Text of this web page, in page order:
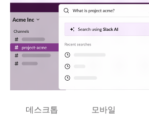
데스크톱 모바일